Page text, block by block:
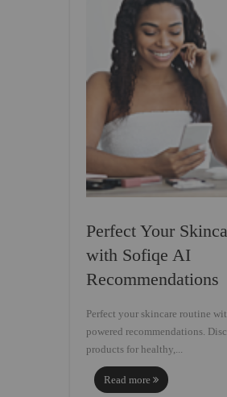
Perfect Your
with Sofiqe AI
Recommendations
Perfect your skincare routine
powered recommendations.
products for healthy,...
Read more :
Perfect